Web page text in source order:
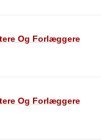
Og Forlæggere
Og Forlæggere